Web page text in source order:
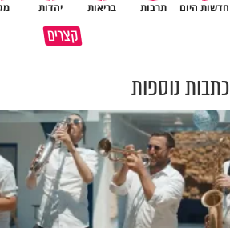
חדשות היום תרבות בריאות יהדות
קצרים
הגעתי לגיל 108 בזכות הכיבוד
כתבות נוספות